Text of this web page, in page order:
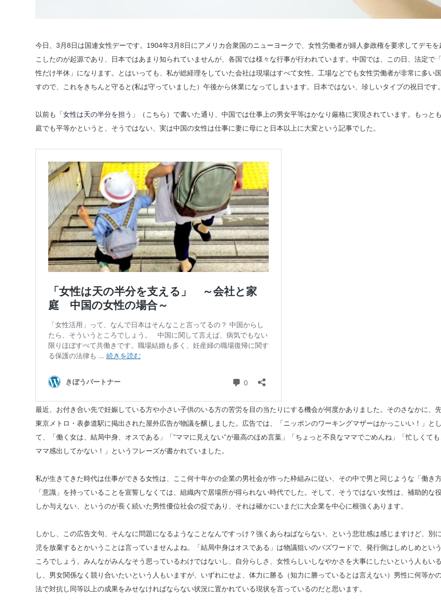
今日、3月8日は国連女性デーです。1904年3月8日にアメリカ合衆国のニューヨークで、女性労働者が婦人参政権を要求してデモを
こしたのが起源であり、日本ではあまり知られていませんが、各国では様々な行事が行われています。中国では、この日、法定で
性だけ半休」になります。とはいっても、私が総経理をしていた会社は現場はすべて女性。工場などでも女性労働者が非常に多い
すので、これをきちんと守ると(私は守っていました）午後から休業になってしまいます。日本ではない、珍しいタイプの祝日です
以前も 「女性は天の半分を担う」（こちら） で書いた通り、中国では仕事上の男女平等はかなり厳格に実現されています。もっと
庭でも平等かというと、そうではない、実は中国の女性は仕事に妻に母にと日本以上に大変という記事でした。
最近、お付き合い先で妊娠している方や小さい子供のいる方の苦労を目の当たりにする機会が何度かありました。そのさなかに、
東京メトロ・表参道駅に掲出された屋外広告が物議を醸しました。 広告では、「ニッポンのワーキングマザーはかっこいい！」と
て、「働く女は、結局中身、オスである」「”ママに見えない”が最高のほめ言葉」「ちょっと不良なママでごめんね」「忙しくて
ママ感出してかない！」というフレーズが書かれていました。
私が生きてきた時代は仕事ができる女性は、ここ何十年かの企業の男社会が作った枠組みに従い、その中で男と同じような「働き
「意識」を持っていることを宣誓しなくては、組織内で居場所が得られない時代でした。そして、そうではない女性は、補助的な
しか与えない、というのが長く続いた男性優位社会の掟であり、それは確かにいまだに大企業を中心に根強くあります。
しかし、この広告文句、そんなに問題になるようなことなんですっけ？強くあらねばならない、という悲壮感は感じますけど、 別
児を放棄するとかいうことは言っていませんよね。「結局中身はオスである」は物議狙いのバズワードで、発行側はしめしめとい
ころでしょう。みんながみんなそう思っているわけではないし、自分らしさ、女性らしいしなやかさを大事にしたいという人もい
し、男女関係なく競り合いたいという人もいますが、いずれにせよ、体力に勝る（知力に勝っているとは言えない）男性に何等か
法で対抗し同等以上の成果をみせなければならない状況に置かれている現状を言っているのだと思います。